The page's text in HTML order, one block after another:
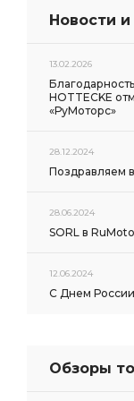
Новости
13.02.2026
HOTTECKE
«РуМоторс»
28.12.2024
Поздравляем
28.06.2024
SORL в
12.06.2024
С Днем России
Обзоры